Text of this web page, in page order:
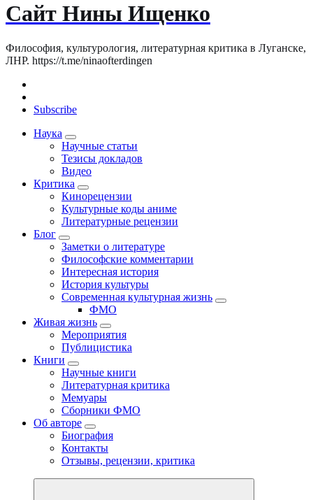
Сайт Нины Ищенко
Философия, культурология, литературная критика в Луганске,
ЛНР. https://t.me/ninaofterdingen
Subscribe
Наука
Научные статьи
Тезисы докладов
Видео
Критика
Кинорецензии
Культурные коды аниме
Литературные рецензии
Блог
Заметки о литературе
Философские комментарии
Интересная история
История культуры
Современная культурная жизнь
ФМО
Живая жизнь
Мероприятия
Публицистика
Книги
Научные книги
Литературная критика
Мемуары
Сборники ФМО
Об авторе
Биография
Контакты
Отзывы, рецензии, критика